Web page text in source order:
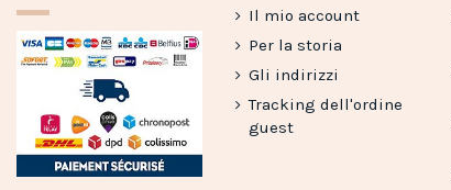
Il mio account
Per la storia
Gli indirizzi
Tracking dell'ordine
guest